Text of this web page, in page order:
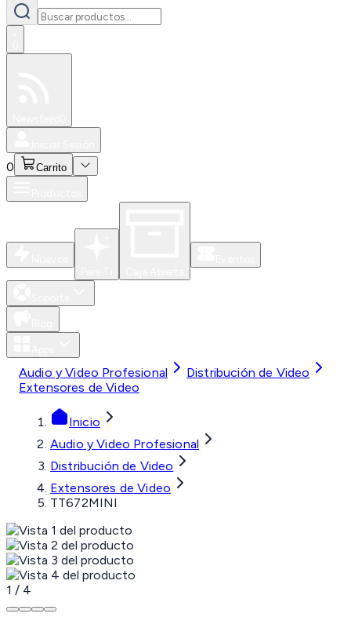
0 Carrito
Audio y Video Profesional
Distribución de Video
Extensores de Video
Inicio
Audio y Video Profesional
Distribución de Video
Extensores de Video
TT672MINI
1 / 4